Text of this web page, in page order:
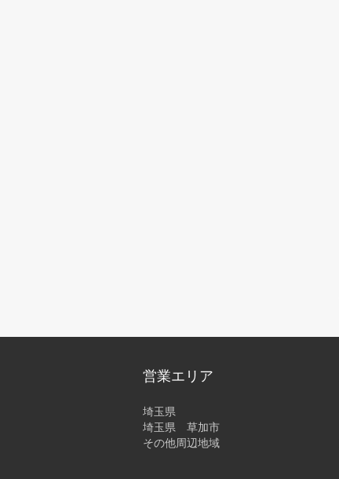
営業エリア
埼玉県
埼玉県 草加市
その他周辺地域